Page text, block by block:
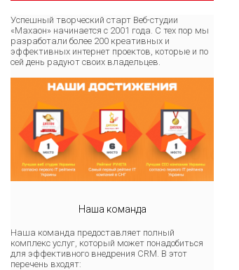
Успешный творческий старт Веб-студии
«Махаон» начинается с 2001 года. С тех пор мы
разработали более 200 креативных и
эффективных интернет проектов, которые и по
сей день радуют своих владельцев.
Наша команда
Наша команда предоставляет полный
комплекс услуг, который может понадобиться
для эффективного внедрения CRM. В этот
перечень входят: